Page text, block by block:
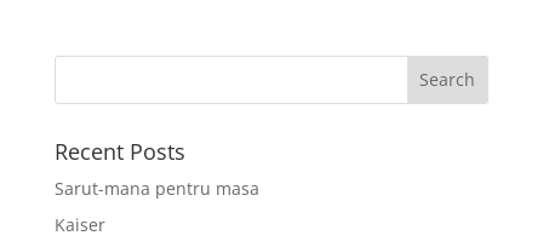
Recent Posts
Sarut-mana pentru masa
Kaiser